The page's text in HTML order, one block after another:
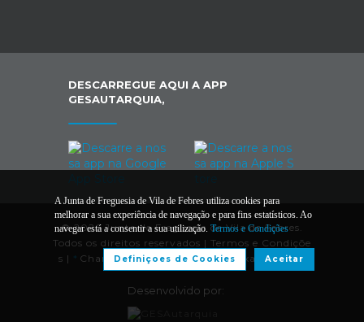
DESCARREGUE AQUI A APP
GESAUTARQUIA,
© 2026 Junta de Freguesia de Vila de Febres.
Todos os direitos reservados | Termos e Condiçõe
s | * Chamada para a rede/móvel fixa nacional
Desenvolvido por:
A Junta de Freguesia de Vila de Febres utiliza cookies para
melhorar a sua experiência de navegação e para fins estatísticos. Ao
navegar está a consentir a sua utilização. Termos e Condições
Aceitar
Definiçoes de Cookies